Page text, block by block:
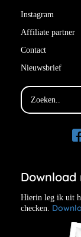
Instagram
Affiliate partner
Contact
Nieuwsbrief
Hierin leg ik uit
checken.